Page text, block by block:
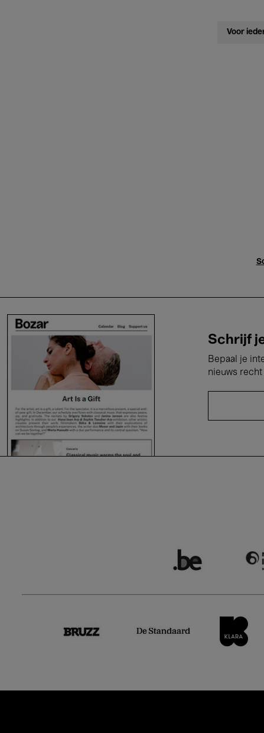
Voor
Schrijf
Bepaal je
nieuws